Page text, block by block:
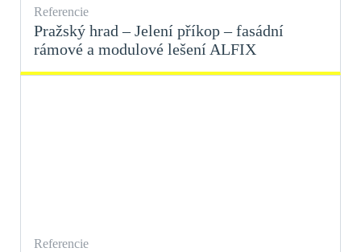
Referencie
Pražský hrad – Jelení příkop – fasádní
rámové a modulové lešení ALFIX
Referencie